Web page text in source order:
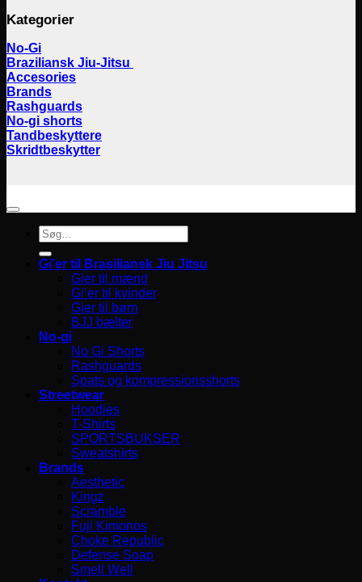
Kategorier
No-Gi
Braziliansk Jiu-Jitsu
Accesories
Brands
Rashguards
No-gi shorts
Tandbeskyttere
Skridtbeskytter
Søg
efter:
Gi’er til Brasiliansk Jiu Jitsu
Gier til mænd
Gi’er til kvinder
Gier til børn
BJJ bælter
No-gi
No Gi Shorts
Rashguards
Spats og kompressionsshorts
Streetwear
Hoodies
T-Shirts
SPORTSBUKSER
Sweatshirts
Brands
Aesthetic
Kingz
Scramble
Fuji Kimonos
Choke Republic
Defense Soap
Smell Well